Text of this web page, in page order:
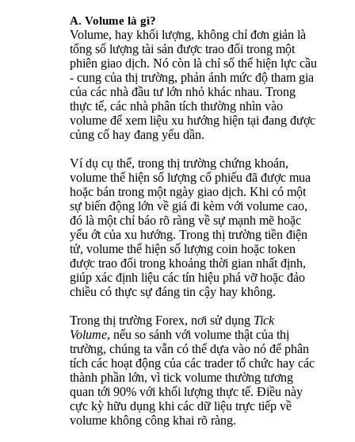
A. Volume là gì?
Volume, hay khối lượng, không chỉ đơn giản là
tổng số lượng tài sản được trao đổi trong một
phiên giao dịch. Nó còn là chỉ số thể hiện lực cầu
- cung của thị trường, phản ánh mức độ tham gia
của các nhà đầu tư lớn nhỏ khác nhau. Trong
thực tế, các nhà phân tích thường nhìn vào
volume để xem liệu xu hướng hiện tại đang được
củng cố hay đang yếu dần.
Ví dụ cụ thể, trong thị trường chứng khoán,
volume thể hiện số lượng cổ phiếu đã được mua
hoặc bán trong một ngày giao dịch. Khi có một
sự biến động lớn về giá đi kèm với volume cao,
đó là một chỉ báo rõ ràng về sự mạnh mẽ hoặc
yếu ớt của xu hướng. Trong thị trường tiền điện
tử, volume thể hiện số lượng coin hoặc token
được trao đổi trong khoảng thời gian nhất định,
giúp xác định liệu các tín hiệu phá vỡ hoặc đảo
chiều có thực sự đáng tin cậy hay không.
Trong thị trường Forex, nơi sử dụng Tick
Volume, nếu so sánh với volume thật của thị
trường, chúng ta vẫn có thể dựa vào nó để phân
tích các hoạt động của các trader tổ chức hay các
thành phần lớn, vì tick volume thường tương
quan tới 90% với khối lượng thực tế. Điều này
cực kỳ hữu dụng khi các dữ liệu trực tiếp về
volume không công khai rõ ràng.